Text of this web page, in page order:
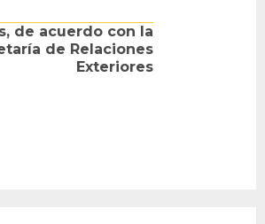
de acuerdo con la
de Relaciones
Exteriores